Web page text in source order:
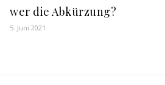
wer die Abkürzung?
5. Juni 2021